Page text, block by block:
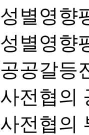
성별영향
성별영향
공공갈등
사전협의
사전협의